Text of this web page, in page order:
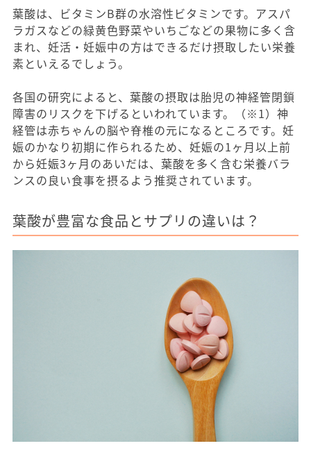
葉酸は、ビタミンB群の水溶性ビタミンです。アスパ
ラガスなどの緑黄色野菜やいちごなどの果物に多く含
まれ、妊活・妊娠中の方はできるだけ摂取したい栄養
素といえるでしょう。
各国の研究によると、葉酸の摂取は胎児の神経管閉鎖
障害のリスクを下げるといわれています。（※1）神
経管は赤ちゃんの脳や脊椎の元になるところです。妊
娠のかなり初期に作られるため、妊娠の1ヶ月以上前
から妊娠3ヶ月のあいだは、葉酸を多く含む栄養バラ
ンスの良い食事を摂るよう推奨されています。
葉酸が豊富な食品とサプリの違いは？